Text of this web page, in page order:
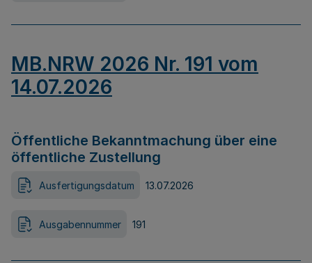
MB.NRW 2026 Nr. 191 vom
14.07.2026
Öffentliche Bekanntmachung über eine
öffentliche Zustellung
Ausfertigungsdatum 13.07.2026
Ausgabennummer 191